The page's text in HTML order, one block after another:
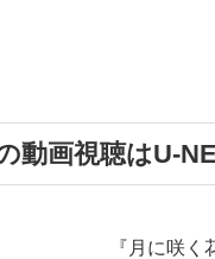
動画視聴はU-
『月に咲